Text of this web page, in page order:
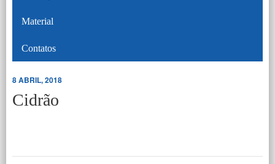
Material
Contatos
8 ABRIL, 2018
Cidrão